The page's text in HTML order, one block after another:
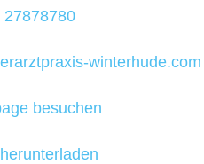
27878780
winterhude.com
besuchen